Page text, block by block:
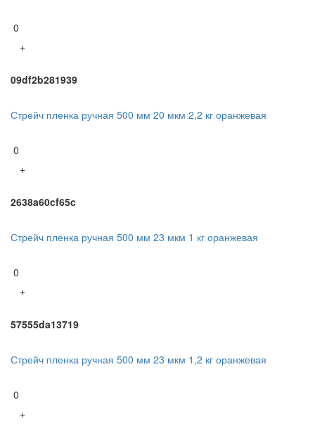
0
+
09df2b281939
Стрейч пленка ручная 500 мм 20 мкм 2,2 кг оранжевая
0
+
2638a60cf65c
Стрейч пленка ручная 500 мм 23 мкм 1 кг оранжевая
0
+
57555da13719
Стрейч пленка ручная 500 мм 23 мкм 1,2 кг оранжевая
0
+